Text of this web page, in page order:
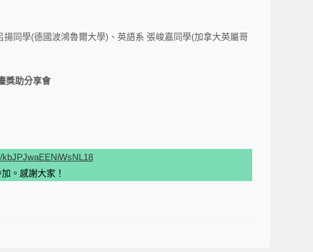
同學(德國波鴻魯爾大學)、英語系 張峻嘉同學(加拿大英屬哥
獎助分享會
kbJPJwaEENiWsNL18
。感謝大家！